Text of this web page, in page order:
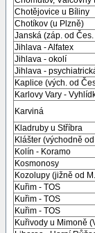
Chotějovice u Bíliny
Chotíkov (u Plzně)
Janská (záp. od
Jihlava - Alfatex
Jihlava - okolí
Jihlava -
Kaplice (vých. od
Karlovy Vary -
Karviná
Kladruby u Stříbra
Klášter (východně
Kolín - Koramo
Kosmonosy
Kozolupy (jižně od
Kuřim - TOS
Kuřim - TOS
Kuřim - TOS
Kuřivody u Mimoně